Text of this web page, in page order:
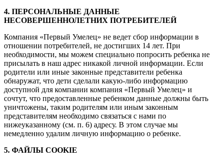
4. ПЕРСОНАЛЬНЫЕ ДАННЫЕ
НЕСОВЕРШЕННОЛЕТНИХ ПОТРЕБИТЕЛЕЙ
Компания «Первый Умелец» не ведет сбор информации в
отношении потребителей, не достигших 14 лет. При
необходимости, мы можем специально попросить ребенка не
присылать в наш адрес никакой личной информации. Если
родители или иные законные представители ребенка
обнаружат, что дети сделали какую-либо информацию
доступной для компании компания «Первый Умелец» и
сочтут, что предоставленные ребенком данные должны быть
уничтожены, таким родителям или иным законным
представителям необходимо связаться с нами по
нижеуказанному (см. п. 6) адресу. В этом случае мы
немедленно удалим личную информацию о ребенке.
5. ФАЙЛЫ COOKIE